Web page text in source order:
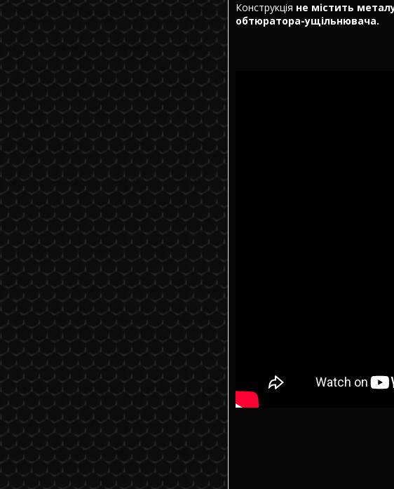
Конструкція не містить
обтюратора-ущільнювача.